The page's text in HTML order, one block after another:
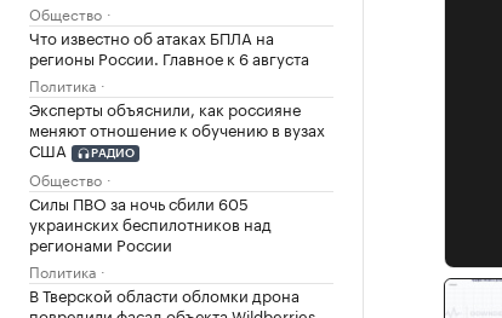
Общество
Что известно об атаках БПЛА на
регионы России. Главное к 6 августа
Политика
Эксперты объяснили, как россияне
меняют отношение к обучению в вузах
США
РАДИО
Общество
Силы ПВО за ночь сбили 605
украинских беспилотников над
регионами России
Политика
В Тверской области обломки дрона